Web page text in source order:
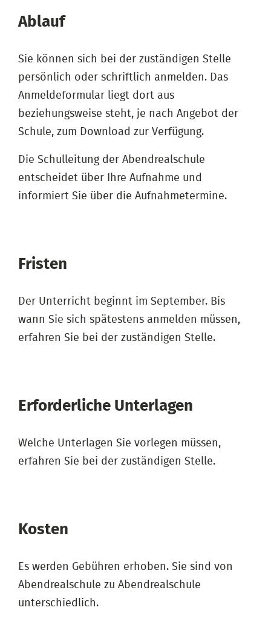
Ablauf
Sie können sich bei der zuständigen Stelle
persönlich oder schriftlich anmelden. Das
Anmeldeformular liegt dort aus
beziehungsweise steht, je nach Angebot der
Schule, zum Download zur Verfügung.
Die Schulleitung der Abendrealschule
entscheidet über Ihre Aufnahme und
informiert Sie über die Aufnahmetermine.
Fristen
Der Unterricht beginnt im September. Bis
wann Sie sich spätestens anmelden müssen,
erfahren Sie bei der zuständigen Stelle.
Erforderliche Unterlagen
Welche Unterlagen Sie vorlegen müssen,
erfahren Sie bei der zuständigen Stelle.
Kosten
Es werden Gebühren erhoben. Sie sind von
Abendrealschule zu Abendrealschule
unterschiedlich.